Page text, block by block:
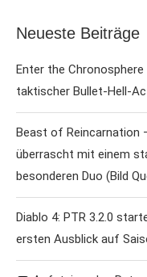
Neueste Beiträge
Enter the
taktischer Bullet-Hell-
Beast of Reincarnation
überrascht mit einem
besonderen Duo (Bild
Diablo 4: PTR 3.2.0
ersten Ausblick auf